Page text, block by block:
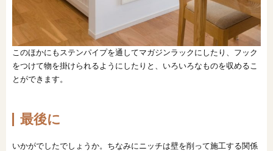
このほかにもステンパイプを通してマガジンラックにしたり、フック
をつけて物を掛けられるようにしたりと、いろいろなものを収めるこ
とができます。
最後に
いかがでしたでしょうか。ちなみにニッチは壁を削って施工する関係